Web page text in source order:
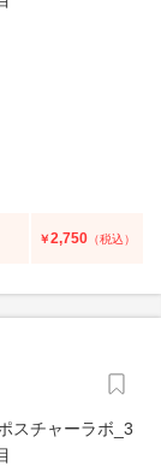
￥2,750 （税込）